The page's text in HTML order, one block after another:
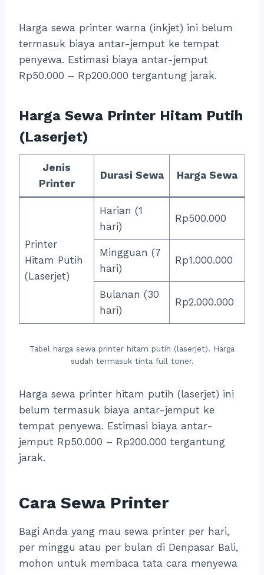
Harga sewa printer warna (inkjet) ini belum
termasuk biaya antar-jemput ke tempat
penyewa. Estimasi biaya antar-jemput
Rp50.000 – Rp200.000 tergantung jarak.
Harga Sewa Printer Hitam Putih
(Laserjet)
Jenis
Printer
Durasi Sewa Harga Sewa
Printer
Hitam Putih
(Laserjet)
Harian (1
hari)
Rp500.000
Mingguan (7
hari)
Rp1.000.000
Bulanan (30
hari)
Rp2.000.000
Tabel harga sewa printer hitam putih (laserjet). Harga
sudah termasuk tinta full toner.
Harga sewa printer hitam putih (laserjet) ini
belum termasuk biaya antar-jemput ke
tempat penyewa. Estimasi biaya antar-
jemput Rp50.000 – Rp200.000 tergantung
jarak.
Cara Sewa Printer
Bagi Anda yang mau sewa printer per hari,
per minggu atau per bulan di Denpasar Bali,
mohon untuk membaca tata cara menyewa